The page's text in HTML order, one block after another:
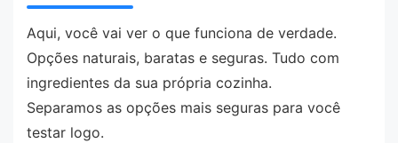
Aqui, você vai ver o que funciona de verdade.
Opções naturais, baratas e seguras. Tudo com
ingredientes da sua própria cozinha.
Separamos as opções mais seguras para você
testar logo.